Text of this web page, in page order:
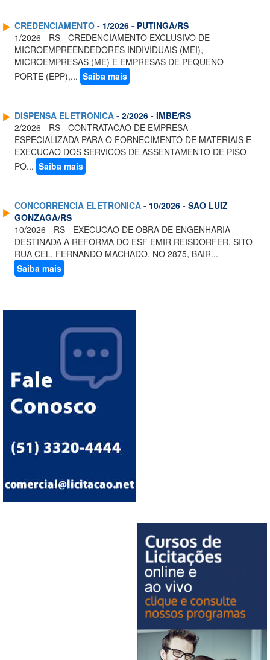
CREDENCIAMENTO - 1/2026 - PUTINGA/RS
1/2026 - RS - CREDENCIAMENTO EXCLUSIVO DE
MICROEMPREENDEDORES INDIVIDUAIS (MEI),
MICROEMPRESAS (ME) E EMPRESAS DE PEQUENO
PORTE (EPP),... Saiba mais
DISPENSA ELETRONICA - 2/2026 - IMBE/RS
2/2026 - RS - CONTRATACAO DE EMPRESA
ESPECIALIZADA PARA O FORNECIMENTO DE MATERIAIS E
EXECUCAO DOS SERVICOS DE ASSENTAMENTO DE PISO
PO... Saiba mais
CONCORRENCIA ELETRONICA - 10/2026 - SAO LUIZ
GONZAGA/RS
10/2026 - RS - EXECUCAO DE OBRA DE ENGENHARIA
DESTINADA A REFORMA DO ESF EMIR REISDORFER, SITO
RUA CEL. FERNANDO MACHADO, NO 2875, BAIR...
Saiba mais